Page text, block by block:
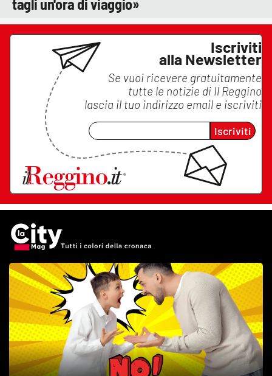
tagli un'ora di viaggio»
Iscriviti
alla Newsletter
Se vuoi ricevere gratuitamente
tutte le notizie di Il Reggino
lascia il tuo indirizzo email e iscriviti
Iscriviti